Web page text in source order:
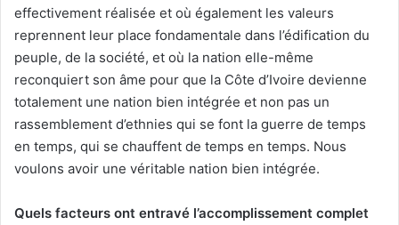
effectivement réalisée et où également les valeurs
reprennent leur place fondamentale dans l’édification du
peuple, de la société, et où la nation elle-même
reconquiert son âme pour que la Côte d’Ivoire devienne
totalement une nation bien intégrée et non pas un
rassemblement d’ethnies qui se font la guerre de temps
en temps, qui se chauffent de temps en temps. Nous
voulons avoir une véritable nation bien intégrée.
Quels facteurs ont entravé l’accomplissement complet